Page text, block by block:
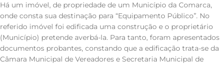
Há um imóvel, de propriedade de um Município da Comarca,
onde consta sua destinação para “Equipamento Público”. No
referido imóvel foi edificada uma construção e o proprietário
(Município) pretende averbá-la. Para tanto, foram apresentados
documentos probantes, constando que a edificação trata-se da
Câmara Municipal de Vereadores e Secretaria Municipal de